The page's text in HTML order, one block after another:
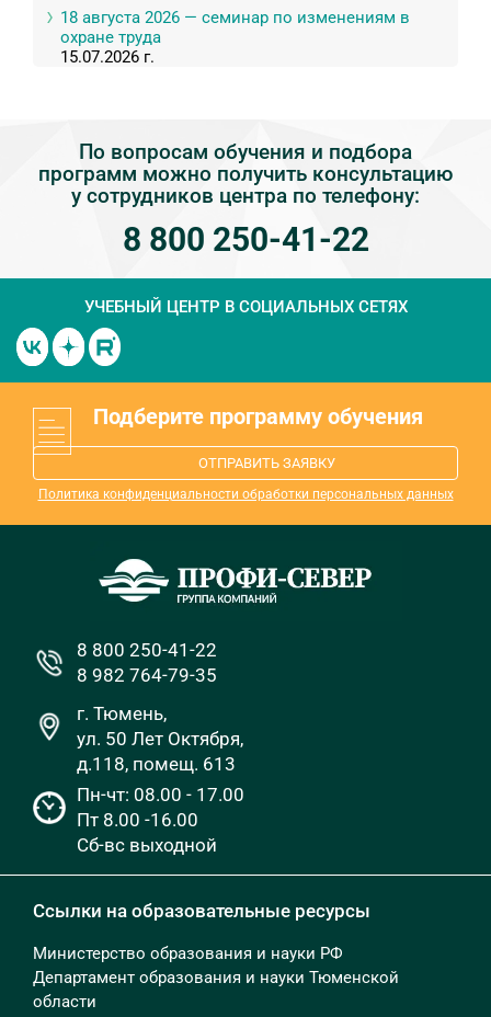
18 августа 2026 — семинар по изменениям в
охране труда
15.07.2026 г.
По вопросам обучения и подбора
программ можно получить консультацию
у сотрудников центра по телефону:
8 800 250-41-22
УЧЕБНЫЙ ЦЕНТР В СОЦИАЛЬНЫХ СЕТЯХ
Подберите программу обучения
ОТПРАВИТЬ ЗАЯВКУ
Политика конфиденциальности обработки персональных данных
8 800 250-41-22
8 982 764-79-35
г. Тюмень,
ул. 50 Лет Октября,
д.118, помещ. 613
Пн-чт: 08.00 - 17.00
Пт 8.00 -16.00
Сб-вс выходной
Ссылки на образовательные ресурсы
Министерство образования и науки РФ
Департамент образования и науки Тюменской
области